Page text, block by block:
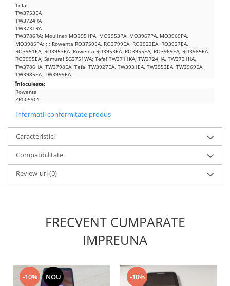
Iphone
IPOD
Lenovo
LG
Motorola
Nokia
Oppo
Samsung
Sony
Vodafone
Wiko
Xiaomi
ZTE
Mufa incarcare
Placa de baza Allview
Tefal
TW3753EA
TW3724RA
TW3731RA
TW3786RA; Moulinex MO3951PA, MO3953PA, MO3967PA, MO3969PA,
MO3985PA; ; ; Rowenta RO3759EA, RO3799EA, RO3923EA, RO3927EA,
RO3951EA, RO3953EA; Rowenta RO3953EA, RO3955EA, RO3969EA, RO3985EA,
RO3995EA; Samurai SG3751WA; Tefal TW3711KA, TW3724HA, TW3731HA,
TW3786HA, TW3798EA; Tefal TW3927EA, TW3931EA, TW3953EA, TW3969EA,
TW3985EA, TW3999EA
înlocuieste:
Rowenta
ZR005901
Informatii conformitate produs
Caracteristici
Compatibilitate
Review-uri(0)
FRECVENT CUMPARATE
IMPREUNA
-10% NOU -10%